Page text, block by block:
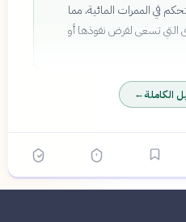
في الممرات المائية، مما
التي تسعى لفرض نفوذها أو
الكاملة←